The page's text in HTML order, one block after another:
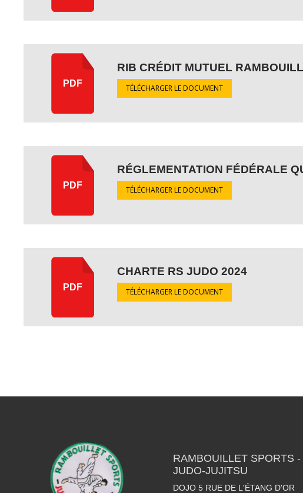
PDF
RIB CRÉDIT MUTUEL
TÉLÉCHARGER LE DOCUMENT
PDF
RÉGLEMENTATION FÉDÉRALE
TÉLÉCHARGER LE DOCUMENT
PDF
CHARTE RS JUDO 2024
TÉLÉCHARGER LE DOCUMENT
RAMBOUILLET SPORTS
JUDO-JUJITSU
DOJO 5 RUE DE L'ÉTANG D'OR